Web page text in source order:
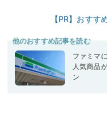
【PR】おすす
他のおすすめ記事を読む
ファミマ
人気商品
ン